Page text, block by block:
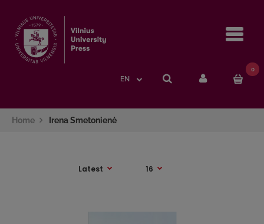
EN
0
Home Irena Smetonienė